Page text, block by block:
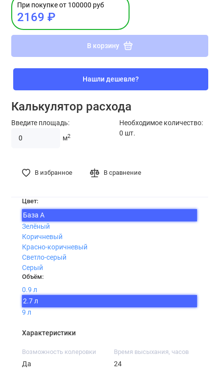
При покупке от 100000 руб
2169 ₽
В корзину
Нашли дешевле?
Калькулятор расхода
Введите площадь:
м2
Необходимое количество:
0 шт.
В избранное В сравнение
Цвет:
База А
Зелёный
Коричневый
Красно-коричневый
Светло-серый
Серый
Объём:
0.9 л
2.7 л
9 л
Характеристики
Возможность колеровки
Да
Время высыхания, часов
24